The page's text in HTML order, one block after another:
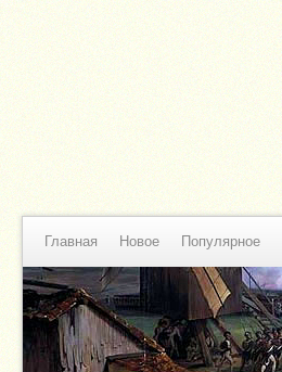
Главная Новое Популярное